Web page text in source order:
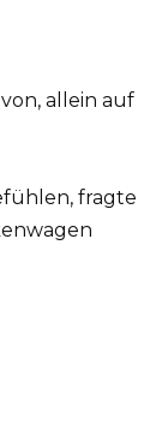
allein auf
fragte